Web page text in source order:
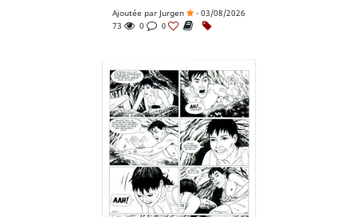
Ajoutée par Jurgen
- 03/08/2026
73
0 0